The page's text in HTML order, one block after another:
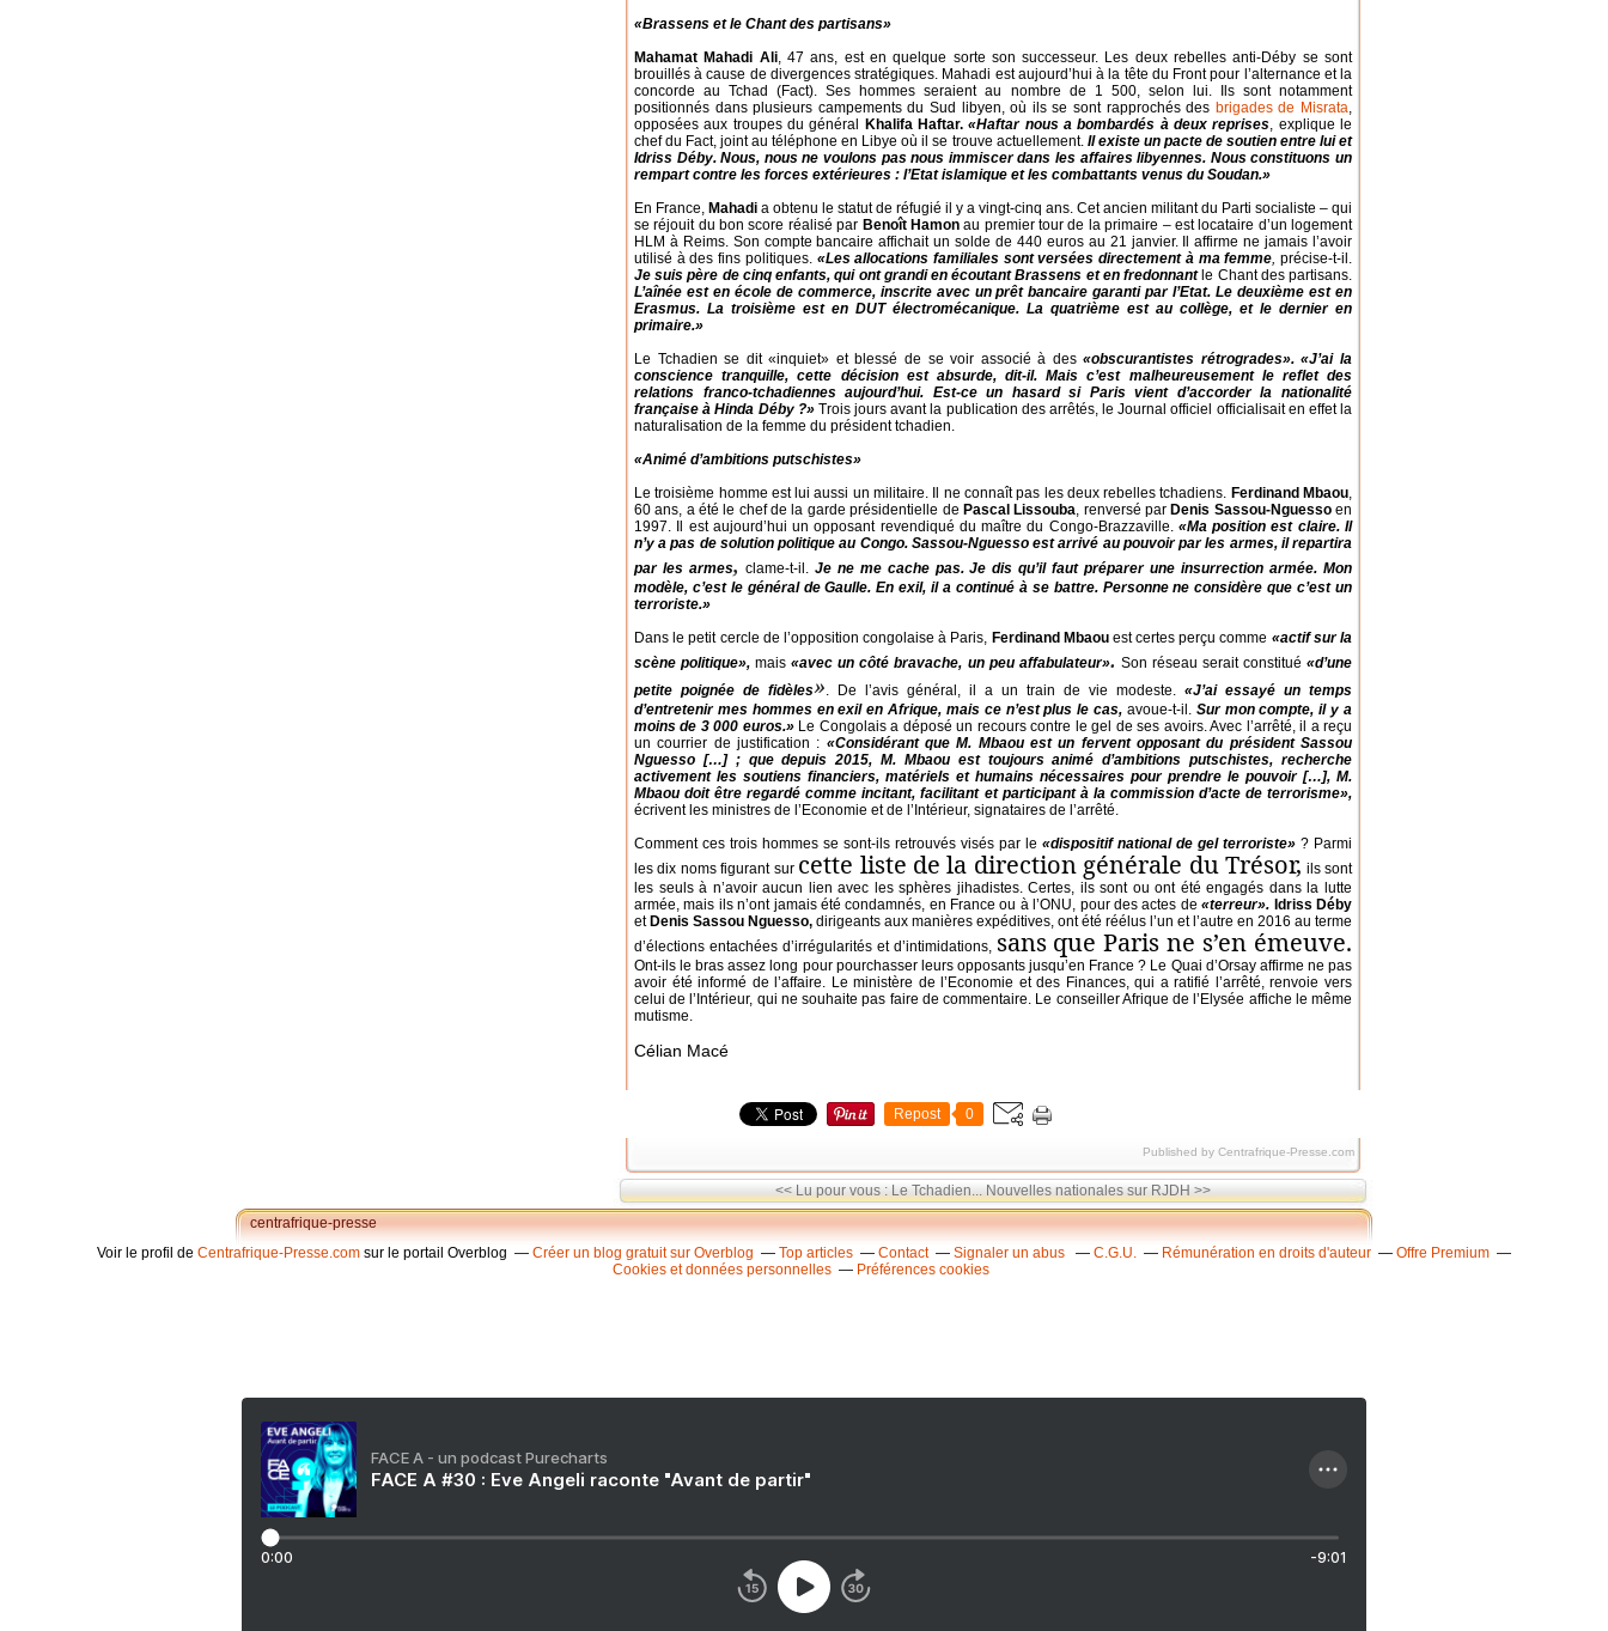
«Brassens et le Chant des partisans»
Mahamat Mahadi Ali, 47 ans, est en quelque sorte son successeur. Les deux rebelles anti-Déby se sont
brouillés à cause de divergences stratégiques. Mahadi est aujourd’hui à la tête du Front pour l’alternance et la
concorde au Tchad (Fact). Ses hommes seraient au nombre de 1 500, selon lui. Ils sont notamment
positionnés dans plusieurs campements du Sud libyen, où ils se sont rapprochés des brigades de Misrata,
opposées aux troupes du général
Khalifa Haftar.«Haftar nous a bombardés à deux reprises, explique le
chef du Fact, joint au téléphone en Libye où il se trouve actuellement. Il existe un pacte de soutien entre lui et
Idriss Déby. Nous, nous ne voulons pas nous immiscer dans les affaires libyennes. Nous constituons un
rempart contre les forces extérieures : l’Etat islamique et les combattants venus du Soudan.»
En France, Mahadi a obtenu le statut de réfugié il y a vingt-cinq ans. Cet ancien militant du Parti socialiste – qui
se réjouit du bon score réalisé par Benoît Hamonau premier tour de la primaire – est locataire d’un logement
HLM à Reims. Son compte bancaire affichait un solde de 440 euros au 21 janvier. Il affirme ne jamais l’avoir
utilisé à des fins politiques. «Les allocations familiales sont versées directement à ma femme, précise-t-il.
Je suis père de cinq enfants, qui ont grandi en écoutant Brassens et en fredonnant le Chant des partisans.
L’aînée est en école de commerce, inscrite avec un prêt bancaire garanti par l’Etat. Le deuxième est en
Erasmus. La troisième est en DUT électromécanique. La quatrième est au collège, et le dernier en
primaire.»
Le Tchadien se dit«inquiet» et blessé de se voir associé à des«obscurantistes rétrogrades».«J’ai la
conscience tranquille, cette décision est absurde,dit-il. Mais c’est malheureusement le reflet des
relations franco-tchadiennes aujourd’hui. Est-ce un hasard si Paris vient d’accorder la nationalité
française à Hinda Déby ?»Trois jours avant la publication des arrêtés, leJournal officiel officialisait en effet la
naturalisation de la femme du président tchadien.
«Animé d’ambitions putschistes»
Le troisième homme est lui aussi un militaire. Il ne connaît pas les deux rebelles tchadiens. Ferdinand Mbaou,
60 ans, a été le chef de la garde présidentielle de Pascal Lissouba, renversé par Denis Sassou-Nguessoen
1997. Il est aujourd’hui un opposant revendiqué du maître du Congo-Brazzaville. «Ma position est claire. Il
n’y a pas de solution politique au Congo. Sassou-Nguesso est arrivé au pouvoir par les armes, il repartira
par les armes, clame-t-il. Je ne me cache pas. Je dis qu’il faut préparer une insurrection armée. Mon
modèle, c’est le général de Gaulle. En exil, il a continué à se battre. Personne ne considère que c’est un
terroriste.»
Dans le petit cercle de l’opposition congolaise à Paris, Ferdinand Mbaou est certes perçu comme «actif sur la
scène politique»,mais«avec un côté bravache, un peu affabulateur». Son réseau serait constitué«d’une
petite poignée de fidèles». De l’avis général, il a un train de vie modeste. «J’ai essayé un temps
d’entretenir mes hommes en exil en Afrique, mais ce n’est plus le cas, avoue-t-il. Sur mon compte, il y a
moins de 3 000 euros.» Le Congolais a déposé un recours contre le gel de ses avoirs. Avec l’arrêté, il a reçu
un courrier de justification : «Considérant que M. Mbaou est un fervent opposant du président Sassou
Nguesso […] ; que depuis 2015, M. Mbaou est toujours animé d’ambitions putschistes, recherche
activement les soutiens financiers, matériels et humains nécessaires pour prendre le pouvoir […], M.
Mbaou doit être regardé comme incitant, facilitant et participant à la commission d’acte de terrorisme»,
écrivent les ministres de l’Economie et de l’Intérieur, signataires de l’arrêté.
Comment ces trois hommes se sont-ils retrouvés visés par le «dispositif national de gel terroriste» ? Parmi
les dix noms figurant sur cette liste de la direction générale du Trésor, ils sont
les seuls à n’avoir aucun lien avec les sphères jihadistes. Certes, ils sont ou ont été engagés dans la lutte
armée, mais ils n’ont jamais été condamnés, en France ou à l’ONU, pour des actes de«terreur». Idriss Déby
et Denis Sassou Nguesso, dirigeants aux manières expéditives, ont été réélus l’un et l’autre en 2016 au terme
d’élections entachées d’irrégularités et d’intimidations, sans que Paris ne s’en émeuve.
Ont-ils le bras assez long pour pourchasser leurs opposants jusqu’en France ? Le Quai d’Orsay affirme ne pas
avoir été informé de l’affaire. Le ministère de l’Economie et des Finances, qui a ratifié l’arrêté, renvoie vers
celui de l’Intérieur, qui ne souhaite pas faire de commentaire. Le conseiller Afrique de l’Elysée affiche le même
mutisme.
Célian Macé
Repost 0
Published by Centrafrique-Presse.com
<< Lu pour vous : Le Tchadien... Nouvelles nationales sur RJDH >>
centrafrique-presse
Voir le profil de Centrafrique-Presse.com sur le portail Overblog Créer un blog gratuit sur Overblog Top articles Contact Signaler un abus C.G.U. Rémunération en droits d'auteur
Offre Premium
Cookies et données personnelles
Préférences cookies
FACE A - un podcast Purecharts
FACE A #30 : Eve Angeli raconte "Avant de partir"
0:00 -9:01